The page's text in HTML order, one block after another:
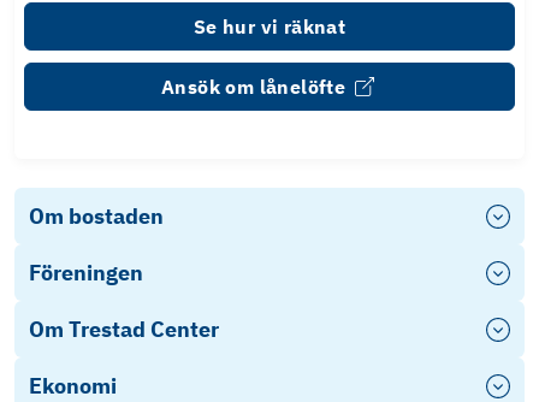
Se hur vi räknat
Ansök om lånelöfte
Om bostaden
Föreningen
Om Trestad Center
Ekonomi